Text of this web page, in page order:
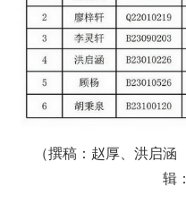
（撰稿：赵厚、洪启
辑